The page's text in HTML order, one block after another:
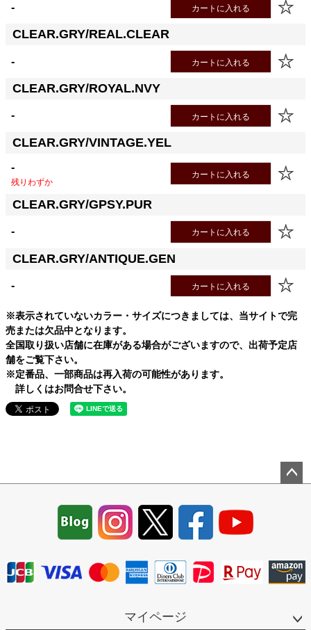
- カートに入れる
CLEAR.GRY/REAL.CLEAR
- カートに入れる
CLEAR.GRY/ROYAL.NVY
- カートに入れる
CLEAR.GRY/VINTAGE.YEL
-
残りわずか
カートに入れる
CLEAR.GRY/GPSY.PUR
- カートに入れる
CLEAR.GRY/ANTIQUE.GEN
- カートに入れる
※表示されていないカラー・サイズにつきましては、当サイトで完
売または欠品中となります。
全国取り扱い店舗に在庫がある場合がございますので、出荷予定店
舗をご覧下さい。
※定番品、一部商品は再入荷の可能性があります。
詳しくはお問合せ下さい。
マイページ